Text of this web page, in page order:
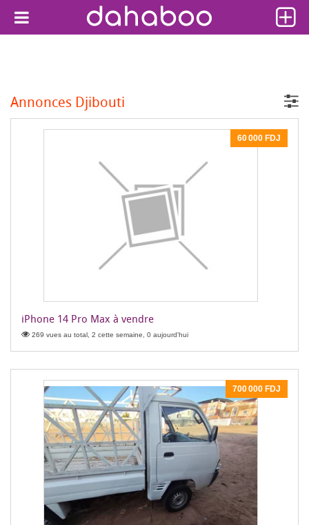
Annonces Djibouti
60 000 FDJ
iPhone 14 Pro Max à vendre
269 vues au total, 2 cette semaine, 0 aujourd'hui
700 000 FDJ